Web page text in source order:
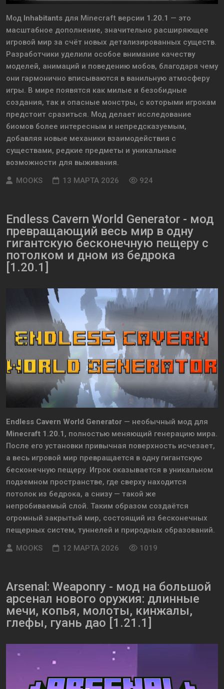
Мод Inhabitants для Minecraft версии 1.20.1 — это
масштабное дополнение, значительно расширяющее
игровой мир за счёт новых детализированных существ.
Разработчики уделили особое внимание качеству
моделей, анимаций и поведению мобов, благодаря чему
они гармонично вписываются в ванильную атмосферу
игры. В мире появятся как милые и безобидные
создания, так и опасные монстры, с которыми игрокам
предстоит сразиться. Мод делает исследование
биомов более интересным и непредсказуемым,
добавляя новые механики взаимодействия с
существами, редкие предметы и уникальные
возможности для выживания.
MOOKS
13 МАРТА 2026 924
Endless Cavern World Generator - мод
превращающий весь мир в одну
гигантскую бесконечную пещеру с
потолком и дном из бедрока
[1.20.1]
Endless Cavern World Generator — необычный мод для
Minecraft 1.20.1 , полностью меняющий генерацию мира.
После его установки привычная поверхность исчезает,
а весь игровой мир превращается в одну гигантскую
бесконечную пещеру. Игрок оказывается в уникальном
подземном пространстве, где сверху находится
потолок из бедрока, а снизу — такой же
непробиваемый слой. Таким образом создаётся
огромный закрытый мир, состоящий из бесконечных
пещерных систем, туннелей и природных образований.
MOOKS
12 МАРТА 2026 1019
Аrsеnаl: Wеаponry - мод на большой
арсенал нового оружия: длинные
мечи, копья, молоты, кинжалы,
глефы, гуань дао [1.21.1]